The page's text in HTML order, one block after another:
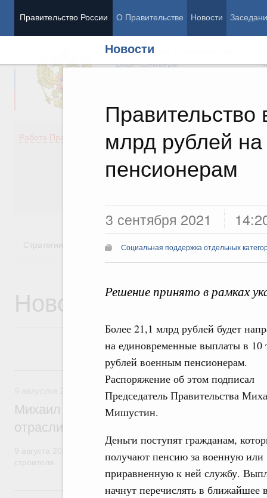
Правительство России О Правительстве Новости
Новости
млрд рублей
пенсионерам
3 сентября 2021
Социальная поддержка отдельных
Решение принято в рамках
Более 21,1 млрд рублей будет
на единовременные выплаты в 10
рублей военным пенсионерам.
Распоряжение об этом подписал
Председатель Правительства
Мишустин.
Деньги поступят гражданам,
получают пенсию за военную или
приравненную к ней службу.
начнут перечислять в ближайшее
Председатель Правительства
Вице-премьеры
Работа Правительства
Демография
Здоровье
Культура
Стратегии Государственные программы
Новости
9 августа, воскресенье
Регулирование в сфере строительства
Михаил Мишустин поздравил
отрасли с профессиональным
8 августа, суббота